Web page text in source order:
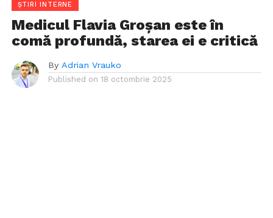
ȘTIRI INTERNE
Medicul Flavia Groșan este în
comă profundă, starea ei e critică
By Adrian Vrauko
Published on 18 octombrie 2025